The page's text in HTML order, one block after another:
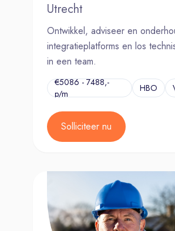
Utrecht
Ontwikkel, adviseer en
integratieplatforms en los
in een team.
€5086 - 7488,-
p/m
HBO
Solliciteer nu